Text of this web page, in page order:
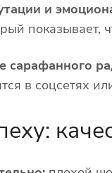
и
показывает,
сарафанного
в соцсетях